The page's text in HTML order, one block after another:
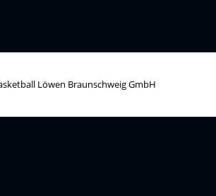
Löwen Braunschweig GmbH